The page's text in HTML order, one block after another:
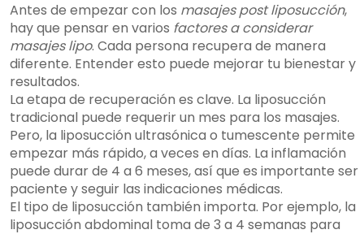
Antes de empezar con los masajes post liposucción,
hay que pensar en varios factores a considerar
masajes lipo. Cada persona recupera de manera
diferente. Entender esto puede mejorar tu bienestar y
resultados.
La etapa de recuperación es clave. La liposucción
tradicional puede requerir un mes para los masajes.
Pero, la liposucción ultrasónica o tumescente permite
empezar más rápido, a veces en días. La inflamación
puede durar de 4 a 6 meses, así que es importante ser
paciente y seguir las indicaciones médicas.
El tipo de liposucción también importa. Por ejemplo, la
liposucción abdominal toma de 3 a 4 semanas para